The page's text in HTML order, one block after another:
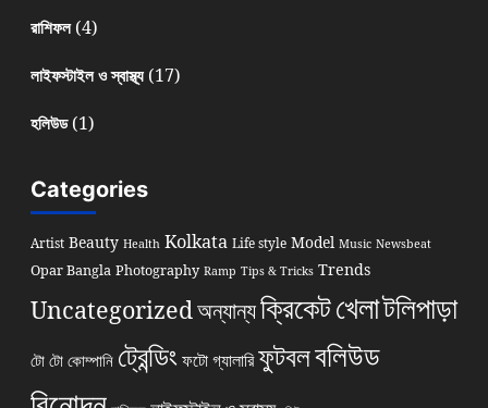
রাশিফল(4)
লাইফস্টাইল ও স্বাস্থ্য(17)
হলিউড(1)
Categories
Artist Beauty Health Kolkata Life style Model Music Newsbeat
Opar Bangla Photography Ramp Tips & Tricks Trends
Uncategorizedঅন্যান্যক্রিকেটখেলাটলিপাড়া
টো টো কোম্পানি ট্রেন্ডিং ফটো গ্যালারি ফুটবলবলিউড